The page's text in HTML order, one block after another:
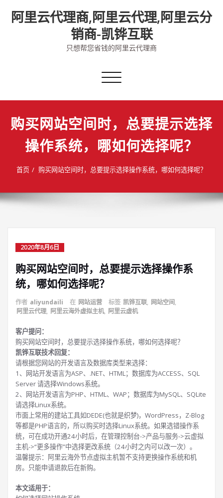
content
阿里云代理商,阿里云代理,阿里云分
销商-凯铧互联
只想帮您省钱的阿里云代理商
切
导
购买网站空间时，总要提示选择
操作系统，哪如何选择呢？
首页 购买网站空间时，总要提示选择操作系统，哪如何选择呢？
2020年8月6日
购买网站空间时，总要提示选择操作系
统，哪如何选择呢？
作者 aliyundaili 在 网站运营 标签 凯铧互联, 网站空间,
阿里云代理, 阿里云海外虚拟主机, 阿里云虚机
客户提问：
购买网站空间时，总要提示选择操作系统，哪如何选择呢？
凯铧互联技术回复：
请根据您网站的开发语言及数据库类型来选择：
1、网站开发语言为ASP、.NET、HTML；数据库为ACCESS、SQL
Server 请选择Windows系统。
2、网站开发语言为PHP、HTML、WAP；数据库为MySQL、SQLite
请选择Linux系统。
市面上常用的建站工具如DEDE(也就是织梦)，WordPress，Z-Blog
等都是PHP语言的，所以购买时选择Linux系统。如果选错操作系
统，可在成功开通24小时后，在管理控制台->产品与服务->云虚拟
主机->“更多操作”中选择更改系统（24小时之内可以改一次）。
温馨提示：阿里云海外节点虚拟主机暂不支持更换操作系统和机
房。只能申请退款后在新购。
本文适用于：